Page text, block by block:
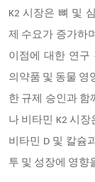
K2 시장은 뼈 및
제 수요가 증가하
이점에 대한 연구
의약품 및 동물 영
한 규제 승인과 함
나 비타민 K2 시
비타민 D 및 칼슘
투 및 성장에 영향